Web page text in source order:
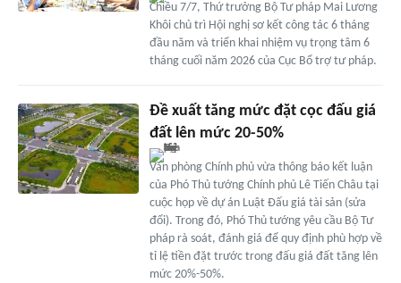
Chiều 7/7, Thứ trưởng Bộ Tư pháp Mai Lương
Khôi chủ trì Hội nghị sơ kết công tác 6 tháng
đầu năm và triển khai nhiệm vụ trọng tâm 6
tháng cuối năm 2026 của Cục Bổ trợ tư pháp.
Đề xuất tăng mức đặt cọc đấu giá
đất lên mức 20-50%
Văn phòng Chính phủ vừa thông báo kết luận
của Phó Thủ tướng Chính phủ Lê Tiến Châu tại
cuộc họp về dự án Luật Đấu giá tài sản (sửa
đổi). Trong đó, Phó Thủ tướng yêu cầu Bộ Tư
pháp rà soát, đánh giá để quy định phù hợp về
tỉ lệ tiền đặt trước trong đấu giá đất tăng lên
mức 20%-50%.